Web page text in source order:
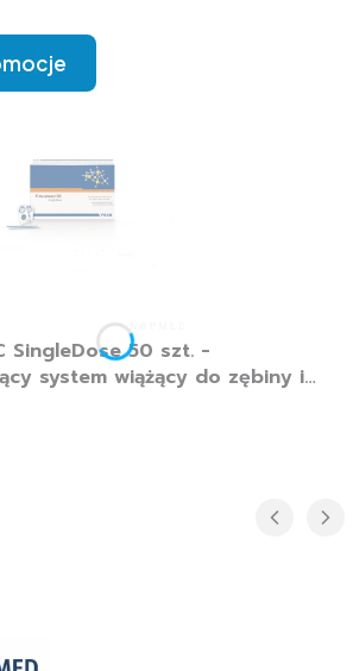
SingleDose 50 szt. -
system wiążący do zębiny i